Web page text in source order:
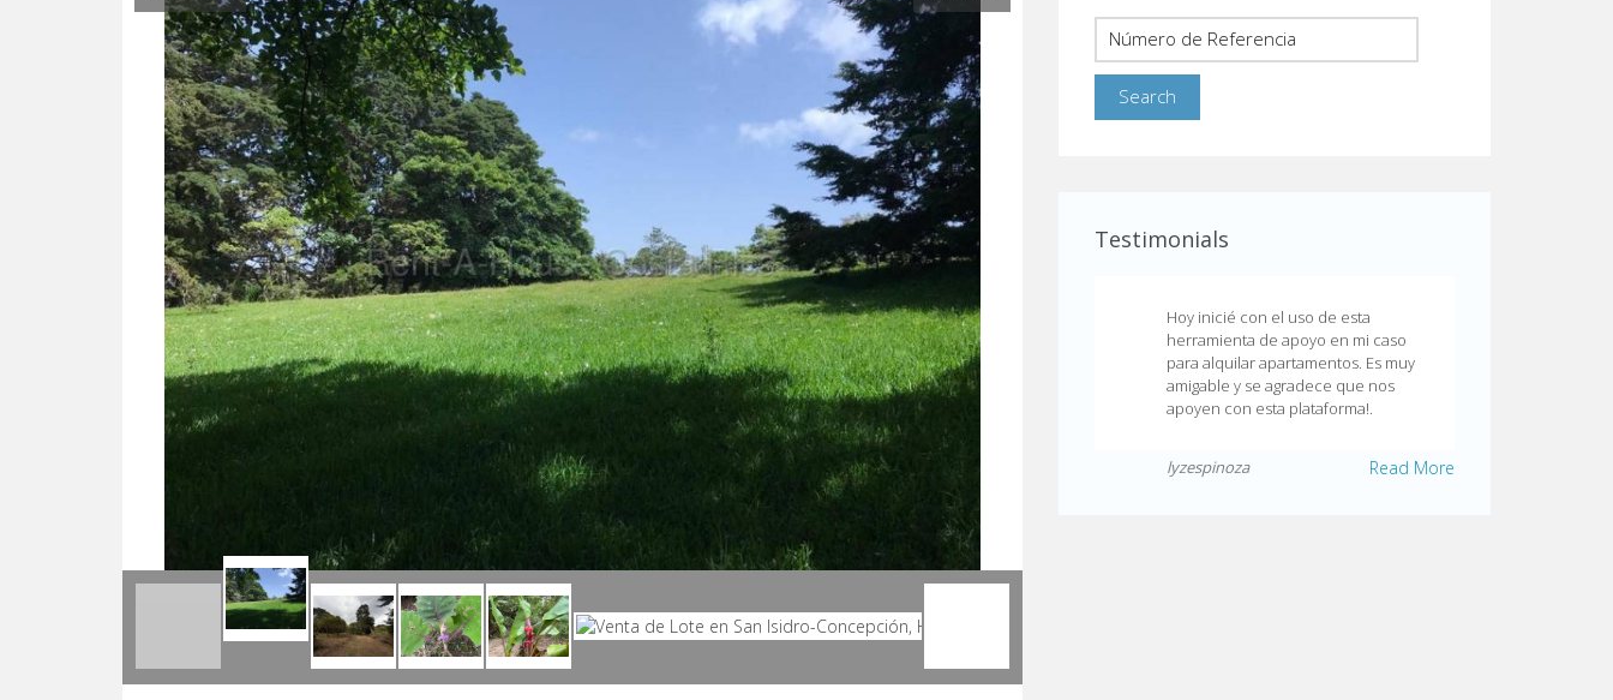
Testimonials
Hoy inicié con el uso de esta
herramienta de apoyo en mi caso
para alquilar apartamentos. Es muy
amigable y se agradece que nos
apoyen con esta plataforma!.
Read More
lyzespinoza